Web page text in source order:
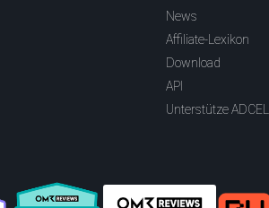
News
Affiliate-Lexikon
Download
API
Unterstütze ADCELL